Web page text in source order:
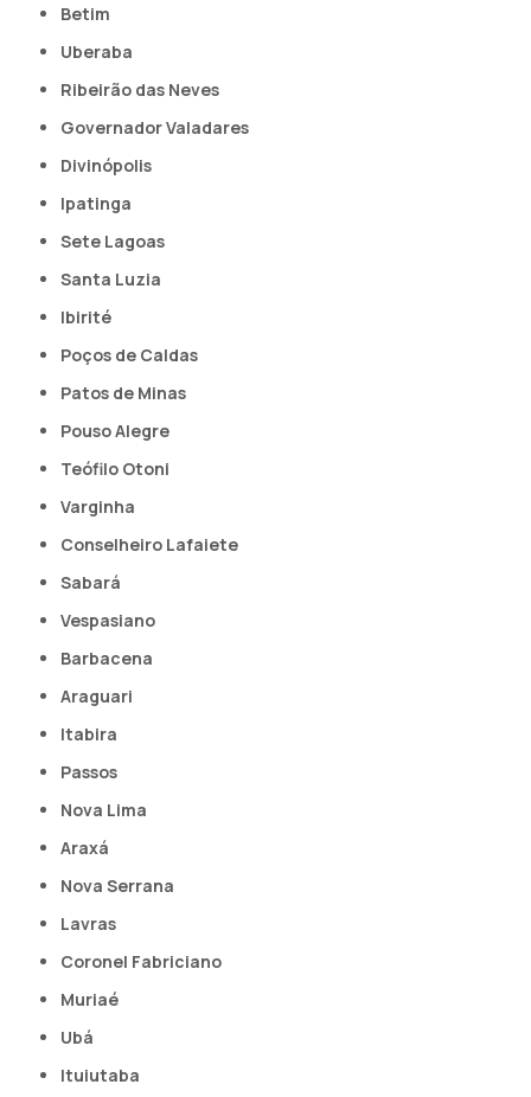
Betim
Uberaba
Ribeirão das Neves
Governador Valadares
Divinópolis
Ipatinga
Sete Lagoas
Santa Luzia
Ibirité
Poços de Caldas
Patos de Minas
Pouso Alegre
Teófilo Otoni
Varginha
Conselheiro Lafaiete
Sabará
Vespasiano
Barbacena
Araguari
Itabira
Passos
Nova Lima
Araxá
Nova Serrana
Lavras
Coronel Fabriciano
Muriaé
Ubá
Ituiutaba